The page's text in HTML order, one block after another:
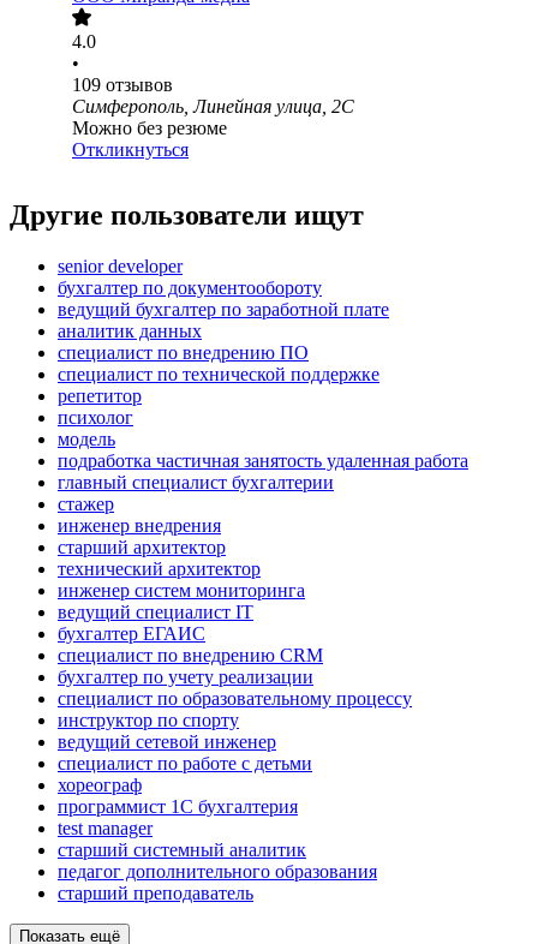
4.0
•
109 отзывов
Симферополь, Линейная улица, 2С
Можно без резюме
Откликнуться
Другие пользователи ищут
senior developer
бухгалтер по документообороту
ведущий бухгалтер по заработной плате
аналитик данных
специалист по внедрению ПО
специалист по технической поддержке
репетитор
психолог
модель
подработка частичная занятость удаленная работа
главный специалист бухгалтерии
стажер
инженер внедрения
старший архитектор
технический архитектор
инженер систем мониторинга
ведущий специалист IT
бухгалтер ЕГАИС
специалист по внедрению CRM
бухгалтер по учету реализации
специалист по образовательному процессу
инструктор по спорту
ведущий сетевой инженер
специалист по работе с детьми
хореограф
программист 1С бухгалтерия
test manager
старший системный аналитик
педагог дополнительного образования
старший преподаватель
Показать ещё